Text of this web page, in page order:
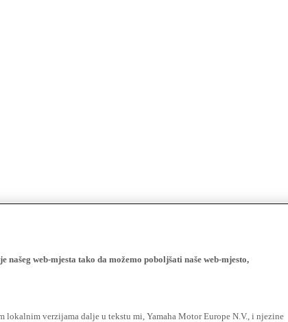
web-mjesta tako da možemo poboljšati naše web-mjesto,
lokalnim verzijama dalje u tekstu mi, Yamaha Motor Europe N.V., i njezine